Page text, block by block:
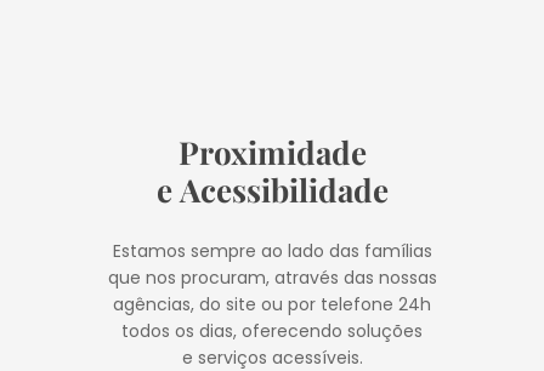
Proximidade
e Acessibilidade
Estamos sempre ao lado das famílias
que nos procuram, através das nossas
agências, do site ou por telefone 24h
todos os dias, oferecendo soluções
e serviços acessíveis.